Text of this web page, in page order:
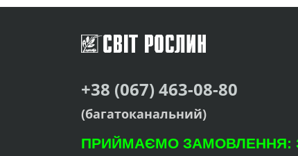
+38 (067) 463-08-80
(багатоканальний)
ПРИЙМАЄМО ЗАМОВЛЕННЯ: З